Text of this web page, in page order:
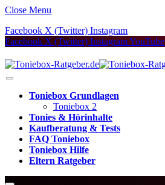
Close Menu
Facebook X (Twitter) Instagram
Facebook X (Twitter) InstagramYouTube
Toniebox Grundlagen
Toniebox 2
Tonies & Hörinhalte
Kaufberatung & Tests
FAQ Toniebox
Toniebox Hilfe
Eltern Ratgeber